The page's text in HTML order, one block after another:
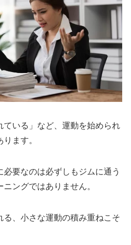
ている」など、運動を始められ
ます。
要なのは必ずしもジムに通う
ングではありません。
る、小さな運動の積み重ねこそ